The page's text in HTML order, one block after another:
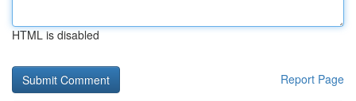
HTML is disabled
Report Page